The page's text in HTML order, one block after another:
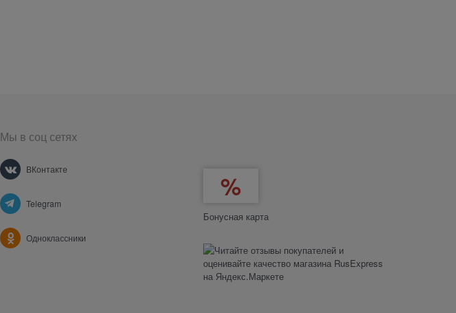
Мы в соц сетях
ВКонтакте
Telegram
Одноклассники
Бонусная карта